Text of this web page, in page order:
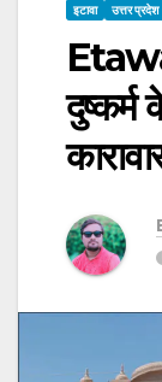
इटावा उत्तर प्रदेश
दुष्कर्म